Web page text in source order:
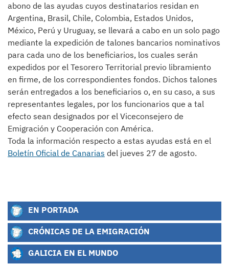
abono de las ayudas cuyos destinatarios residan en
Argentina, Brasil, Chile, Colombia, Estados Unidos,
México, Perú y Uruguay, se llevará a cabo en un solo pago
mediante la expedición de talones bancarios nominativos
para cada uno de los beneficiarios, los cuales serán
expedidos por el Tesorero Territorial previo libramiento
en firme, de los correspondientes fondos. Dichos talones
serán entregados a los beneficiarios o, en su caso, a sus
representantes legales, por los funcionarios que a tal
efecto sean designados por el Viceconsejero de
Emigración y Cooperación con América.
Toda la información respecto a estas ayudas está en el
Boletín Oficial de Canarias del jueves 27 de agosto.
EN PORTADA
CRÓNICAS DE LA EMIGRACIÓN
GALICIA EN EL MUNDO